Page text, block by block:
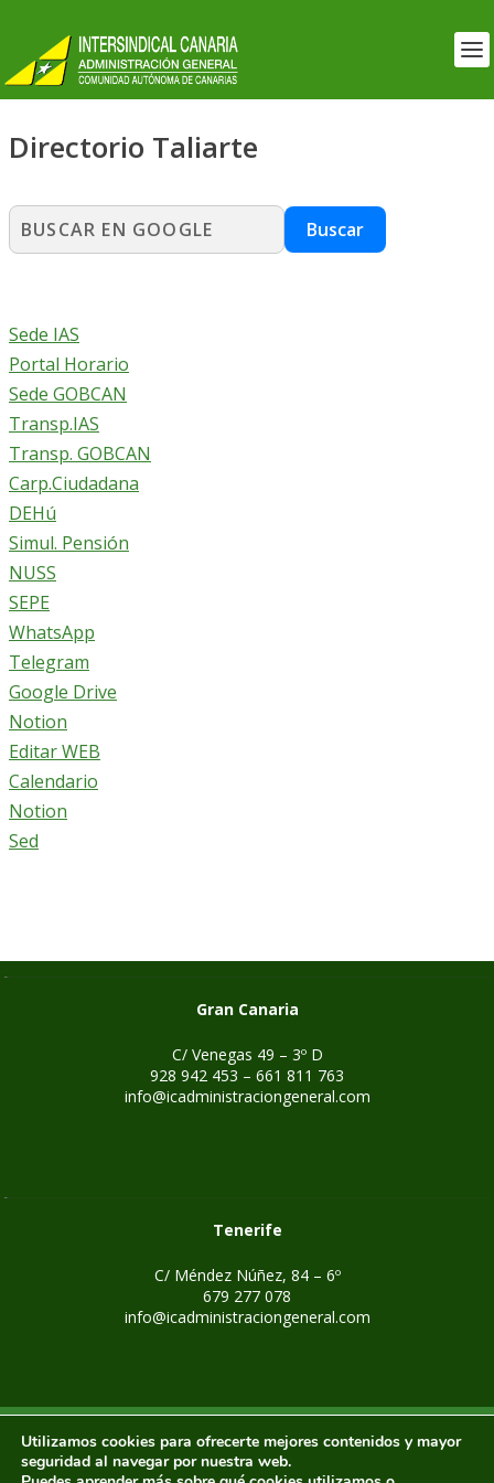
Directorio Taliarte
Buscar
Sede IAS
Portal Horario
Sede GOBCAN
Transp.IAS
Transp. GOBCAN
Carp.Ciudadana
DEHú
Simul. Pensión
NUSS
SEPE
WhatsApp
Telegram
Google Drive
Notion
Editar WEB
Calendario
Notion
Sed
Gran Canaria
C/ Venegas 49 – 3º D
928 942 453 – 661 811 763
info@icadministraciongeneral.com
Tenerife
C/ Méndez Núñez, 84 – 6º
679 277 078
info@icadministraciongeneral.com
Intersindical Canaria. Federación de Administraciones Públicas.
Sector de Administración General de la Comunidad Autónoma
Utilizamos cookies para ofrecerte mejores contenidos y mayor
seguridad al navegar por nuestra web.